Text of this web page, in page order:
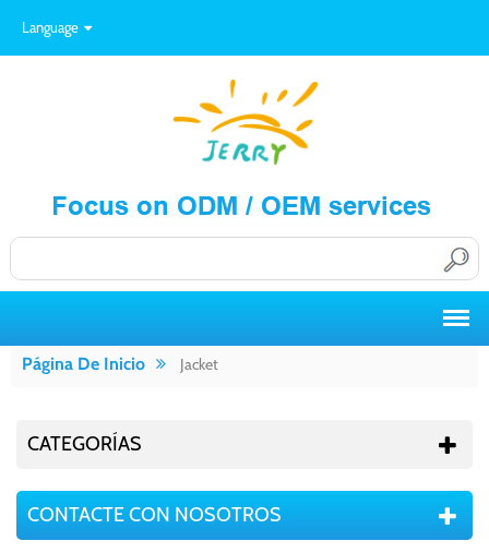
Language
Página De Inicio Jacket
CATEGORÍAS
CONTACTE CON NOSOTROS